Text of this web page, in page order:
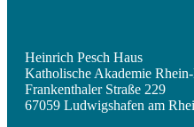
Heinrich Pesch Haus
Katholische Akademie
Frankenthaler Straße 229
67059 Ludwigshafen am